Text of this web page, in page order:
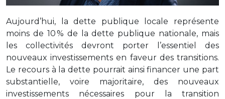
Aujourd’hui, la dette publique locale représente
moins de 10 % de la dette publique nationale, mais
les collectivités devront porter l’essentiel des
nouveaux investissements en faveur des transitions.
Le recours à la dette pourrait ainsi financer une part
substantielle, voire majoritaire, des nouveaux
investissements nécessaires pour la transition